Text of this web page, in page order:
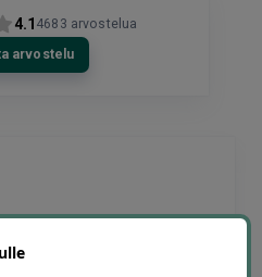
4.1 4683 arvostelua
arvostelu